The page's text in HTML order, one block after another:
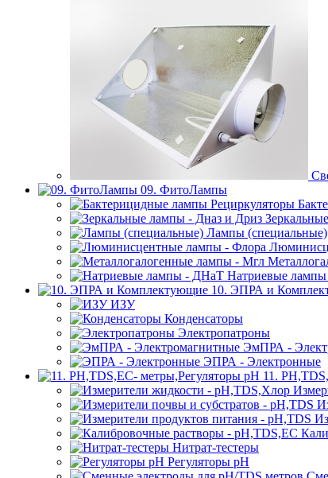
09. ФитоЛампы
Лампы (специальные)
Натриевые
10. ЭПРА и
ИЗУ
Конденсаторы
Электропатроны
ЭмПРА -
ЭПРА - Электронные
11.
Нитрат-тестеры
Регуляторы pН